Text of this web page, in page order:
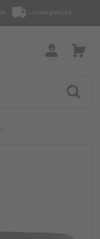
Livrare gratuită